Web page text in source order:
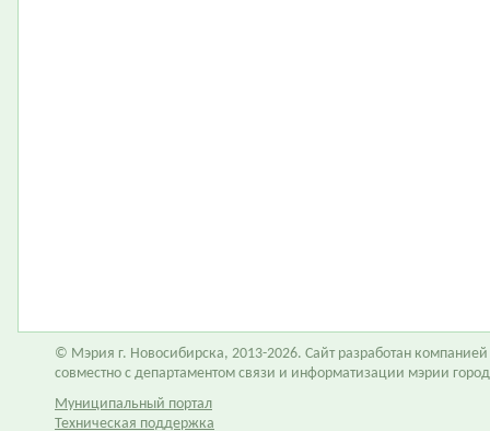
© Мэрия г. Новосибирска, 2013-2026. Сайт разработан компанией
совместно с департаментом связи и информатизации мэрии
Муниципальный портал
Техническая поддержка